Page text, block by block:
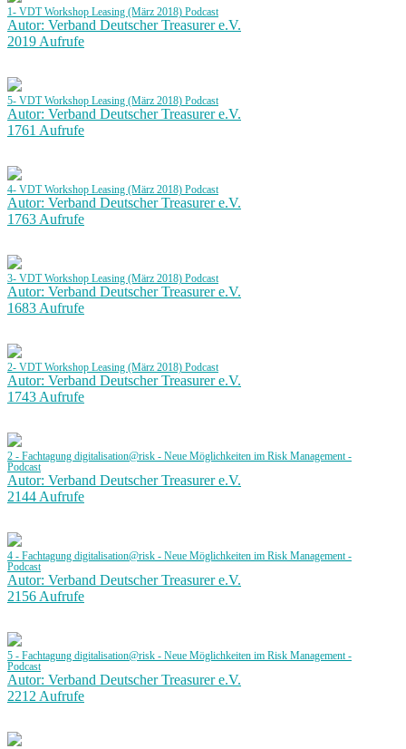
1- VDT Workshop Leasing (März 2018) Podcast
Autor: Verband Deutscher Treasurer e.V.
2019 Aufrufe
5- VDT Workshop Leasing (März 2018) Podcast
Autor: Verband Deutscher Treasurer e.V.
1761 Aufrufe
4- VDT Workshop Leasing (März 2018) Podcast
Autor: Verband Deutscher Treasurer e.V.
1763 Aufrufe
3- VDT Workshop Leasing (März 2018) Podcast
Autor: Verband Deutscher Treasurer e.V.
1683 Aufrufe
2- VDT Workshop Leasing (März 2018) Podcast
Autor: Verband Deutscher Treasurer e.V.
1743 Aufrufe
2 - Fachtagung digitalisation@risk - Neue Möglichkeiten im Risk Management -
Podcast
Autor: Verband Deutscher Treasurer e.V.
2144 Aufrufe
4 - Fachtagung digitalisation@risk - Neue Möglichkeiten im Risk Management -
Podcast
Autor: Verband Deutscher Treasurer e.V.
2156 Aufrufe
5 - Fachtagung digitalisation@risk - Neue Möglichkeiten im Risk Management -
Podcast
Autor: Verband Deutscher Treasurer e.V.
2212 Aufrufe